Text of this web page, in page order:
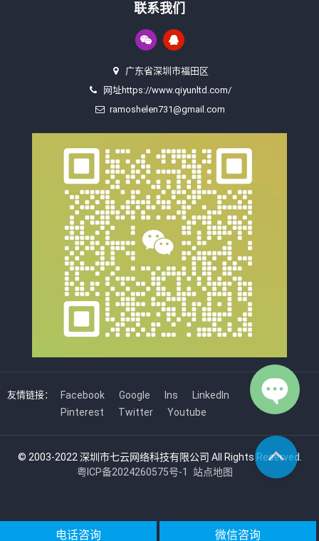
联系我们
广东省深圳市福田区
网址https://www.qiyunltd.com/
ramoshelen731@gmail.com
友情链接： Facebook Google Ins
LinkedIn
Pinterest
Twitter Youtube
© 2003-2022 深圳市七云网络科技有限公司 All Rights Reserved.
粤ICP备2024260575号-1
站点地图
微信咨询
电话咨询